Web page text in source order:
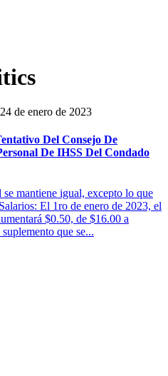
de enero de 2023
Del Consejo De
De IHSS Del Condado
mantiene igual, excepto lo que
El 1ro de enero de 2023, el
$0.50, de $16.00 a
que se...